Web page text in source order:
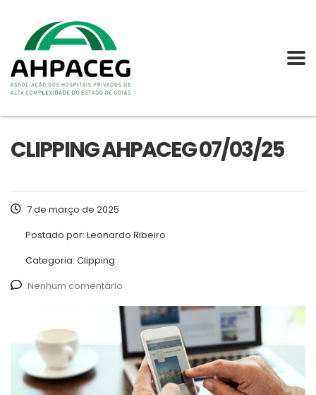
CLIPPING AHPACEG 07/03/25
7 de março de 2025
Postado por: Leonardo Ribeiro
Categoria: Clipping
Nenhum comentário